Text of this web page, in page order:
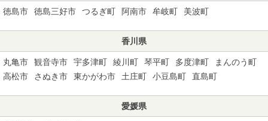
徳島市 徳島三好市 つるぎ町 阿南市 牟岐町 美波町
香川県
丸亀市 観音寺市 宇多津町 綾川町 琴平町 多度津町
まんのう町
高松市
さぬき市 東かがわ市 土庄町 小豆島町 直島町
愛媛県